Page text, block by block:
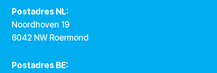
Postadres NL:
Noordhoven 19
6042 NW Roermond
Postadres BE: